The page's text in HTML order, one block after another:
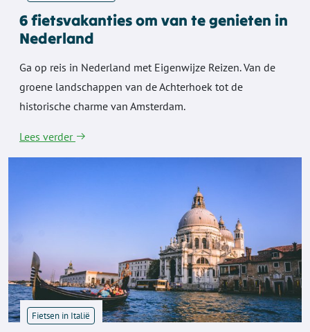
6 fietsvakanties om van te genieten in
Nederland
Ga op reis in Nederland met Eigenwijze Reizen. Van de
groene landschappen van de Achterhoek tot de
historische charme van Amsterdam.
Lees verder
Fietsen in Italië